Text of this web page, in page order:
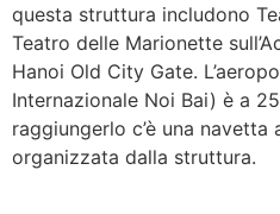
questa struttura includono
Teatro delle Marionette
Hanoi Old City Gate.
Internazionale Noi Bai) è a
raggiungerlo c’è una
organizzata dalla struttura.